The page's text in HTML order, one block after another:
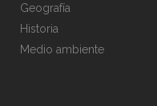
Geografía
Historia
Medio ambiente